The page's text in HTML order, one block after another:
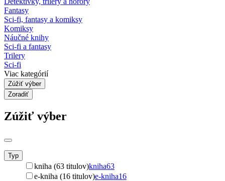
Fantasy
Sci-fi, fantasy a komiksy
Komiksy
Náučné knihy
Sci-fi a fantasy
Trilery
Sci-fi
Viac kategórií
Zúžiť výber
Zoradiť
Zúžiť výber
Typ
kniha (63 titulov)kniha63
e-kniha (16 titulov)e-kniha16